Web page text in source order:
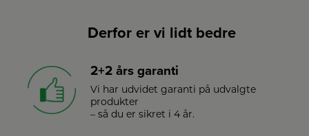
Derfor er vi lidt bedre
2+2 års garanti
Vi har udvidet garanti på udvalgte
produkter
– så du er sikret i 4 år.